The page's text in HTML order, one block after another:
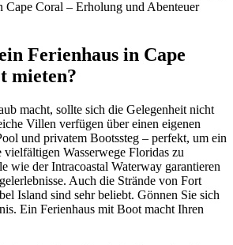
Ferienhaus in Cape
mieten?
macht, sollte sich die Gelegenheit nicht
Villen verfügen über einen eigenen
und privatem Bootssteg – perfekt, um ein
Wasserwege Floridas zu
wie der Intracoastal Waterway garantieren
Auch die Strände von Fort
Island sind sehr beliebt. Gönnen Sie sich
Ein Ferienhaus mit Boot macht Ihren